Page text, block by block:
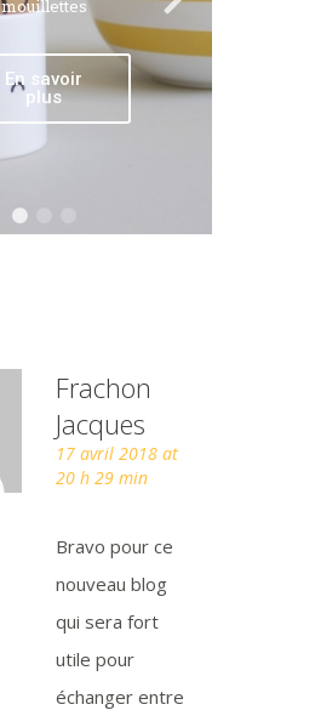
mouillettes
En savoir
plus
Frachon
Jacques
17 avril 2018 at
20 h 29 min
Bravo pour ce
nouveau blog
qui sera fort
utile pour
échanger entre